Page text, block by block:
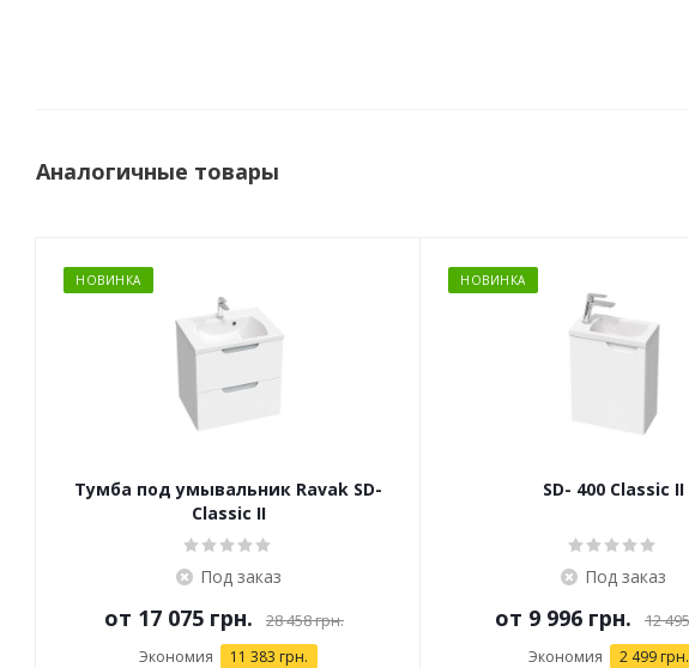
Аналогичные товары
НОВИНКА
Тумба под умывальник Ravak SD-
Classic II
Под заказ
от 17 075 грн. 28 458 грн.
Экономия 11 383 грн.
НОВИНКА
SD- 400 Classic II
Под заказ
от 9 996 грн. 12
Экономия 2 499 грн.